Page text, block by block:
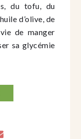
du tofu, du
d’olive, de
de manger
sa glycémie